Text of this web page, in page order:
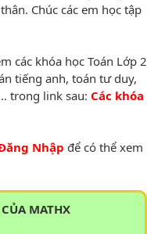
Chúc các em học tập
các khóa học Toán Lớp 2
tiếng anh, toán tư duy,
trong link sau: Các khóa
Nhập để có thể xem
MATHX